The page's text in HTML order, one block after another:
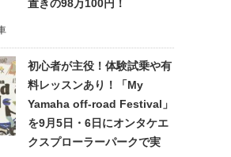
置きの98万100円！
初心者が主役！体験試乗や有
料レッスンあり！「My
Yamaha off-road Festival」
を9月5日・6日にオンタケエ
クスプローラーパークで実